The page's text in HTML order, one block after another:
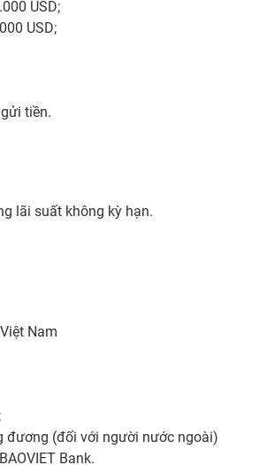
USD;
USD;
tiền.
lãi suất không kỳ hạn.
Nam
đương (đối với người nước ngoài)
Bank.